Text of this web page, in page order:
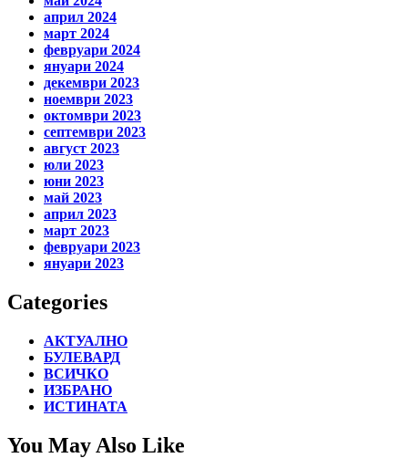
април 2024
март 2024
февруари 2024
януари 2024
декември 2023
ноември 2023
октомври 2023
септември 2023
август 2023
юли 2023
юни 2023
май 2023
април 2023
март 2023
февруари 2023
януари 2023
Categories
АКТУАЛНО
БУЛЕВАРД
ВСИЧКО
ИЗБРАНО
ИСТИНАТА
You May Also Like